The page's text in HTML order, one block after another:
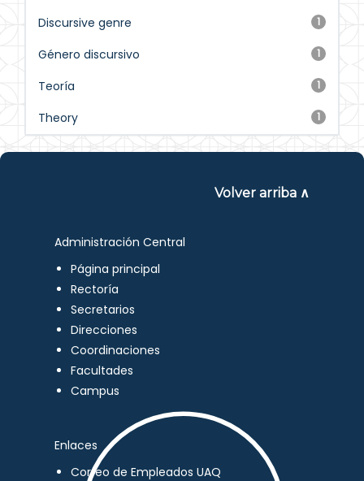
1
Discursive genre
1
Género discursivo
1
Teoría
1
Theory
Volver arriba ∧
Administración Central
Página principal
Rectoría
Secretarios
Direcciones
Coordinaciones
Facultades
Campus
Enlaces
Correo de Empleados UAQ